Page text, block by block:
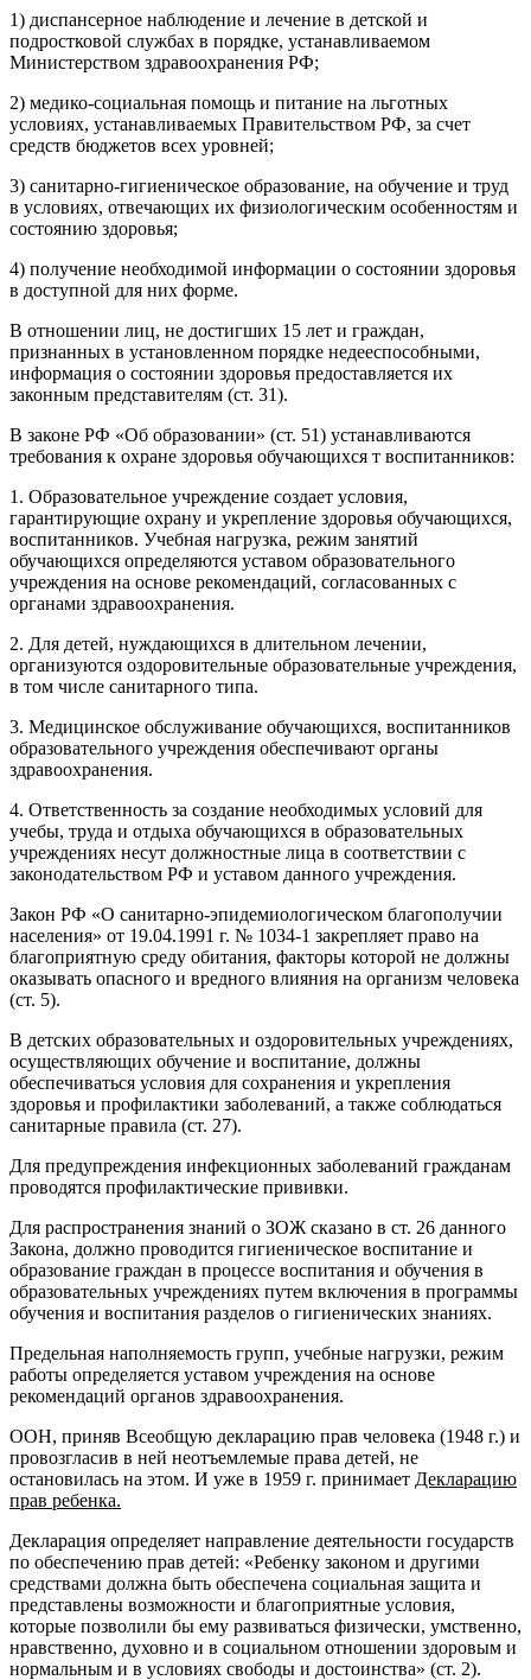
1) диспансерное наблюдение и лечение в детской и
подростковой службах в порядке, устанавливаемом
Министерством здравоохранения РФ;
2) медико-социальная помощь и питание на льготных
условиях, устанавливаемых Правительством РФ, за счет
средств бюджетов всех уровней;
3) санитарно-гигиеническое образование, на обучение и труд
в условиях, отвечающих их физиологическим особенностям и
состоянию здоровья;
4) получение необходимой информации о состоянии здоровья
в доступной для них форме.
В отношении лиц, не достигших 15 лет и граждан,
признанных в установленном порядке недееспособными,
информация о состоянии здоровья предоставляется их
законным представителям (ст. 31).
В законе РФ «Об образовании» (ст. 51) устанавливаются
требования к охране здоровья обучающихся т воспитанников:
1. Образовательное учреждение создает условия,
гарантирующие охрану и укрепление здоровья обучающихся,
воспитанников. Учебная нагрузка, режим занятий
обучающихся определяются уставом образовательного
учреждения на основе рекомендаций, согласованных с
органами здравоохранения.
2. Для детей, нуждающихся в длительном лечении,
организуются оздоровительные образовательные учреждения,
в том числе санитарного типа.
3. Медицинское обслуживание обучающихся, воспитанников
образовательного учреждения обеспечивают органы
здравоохранения.
4. Ответственность за создание необходимых условий для
учебы, труда и отдыха обучающихся в образовательных
учреждениях несут должностные лица в соответствии с
законодательством РФ и уставом данного учреждения.
Закон РФ «О санитарно-эпидемиологическом благополучии
населения» от 19.04.1991 г. № 1034-1 закрепляет право на
благоприятную среду обитания, факторы которой не должны
оказывать опасного и вредного влияния на организм человека
(ст. 5).
В детских образовательных и оздоровительных учреждениях,
осуществляющих обучение и воспитание, должны
обеспечиваться условия для сохранения и укрепления
здоровья и профилактики заболеваний, а также соблюдаться
санитарные правила (ст. 27).
Для предупреждения инфекционных заболеваний гражданам
проводятся профилактические прививки.
Для распространения знаний о ЗОЖ сказано в ст. 26 данного
Закона, должно проводится гигиеническое воспитание и
образование граждан в процессе воспитания и обучения в
образовательных учреждениях путем включения в программы
обучения и воспитания разделов о гигиенических знаниях.
Предельная наполняемость групп, учебные нагрузки, режим
работы определяется уставом учреждения на основе
рекомендаций органов здравоохранения.
ООН, приняв Всеобщую декларацию прав человека (1948 г.) и
провозгласив в ней неотъемлемые права детей, не
остановилась на этом. И уже в 1959 г. принимает Декларацию
прав ребенка.
Декларация определяет направление деятельности государств
по обеспечению прав детей: «Ребенку законом и другими
средствами должна быть обеспечена социальная защита и
представлены возможности и благоприятные условия,
которые позволили бы ему развиваться физически, умственно,
нравственно, духовно и в социальном отношении здоровым и
нормальным и в условиях свободы и достоинства» (ст. 2).